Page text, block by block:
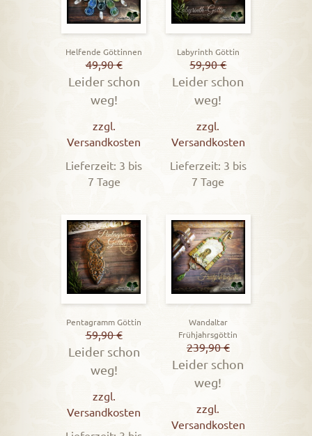
Helfende Göttinnen
49,90€
Leider schon
weg!
zzgl.
Versandkosten
Lieferzeit: 3 bis
7 Tage
Labyrinth Göttin
59,90€
Leider schon
weg!
zzgl.
Versandkosten
Lieferzeit: 3 bis
7 Tage
Pentagramm Göttin
59,90€
Leider schon
weg!
zzgl.
Versandkosten
Wandaltar
Frühjahrsgöttin
239,90€
Leider schon
weg!
zzgl.
Versandkosten